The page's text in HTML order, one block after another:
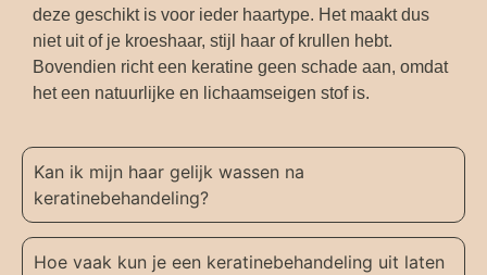
deze geschikt is voor ieder haartype. Het maakt dus
niet uit of je kroeshaar, stijl haar of krullen hebt.
Bovendien richt een keratine geen schade aan, omdat
het een natuurlijke en lichaamseigen stof is.
Kan ik mijn haar gelijk wassen na
keratinebehandeling?
Hoe vaak kun je een keratinebehandeling uit laten